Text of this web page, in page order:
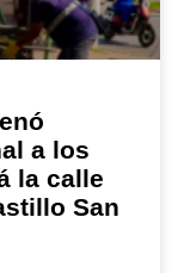
a los
la calle
San